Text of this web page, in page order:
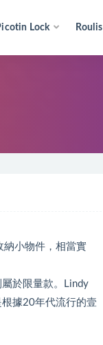
Lock Roulis
納小物件，相當實
於限量款。Lindy
據20年代流行的壹